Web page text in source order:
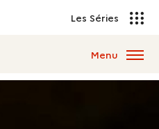
Les Séries
Menu